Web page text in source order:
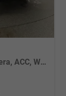
LIFE 1.5 TSI DSG Life, AHK, LED, Kamera, ACC, Winter, 17-Zoll